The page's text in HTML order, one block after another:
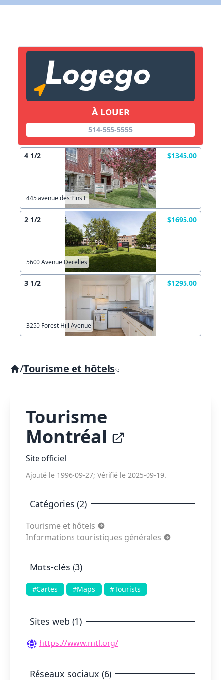
À LOUER
514-555-5555
4 1/2 $1345.00
445 avenue des Pins E
2 1/2 $1695.00
5600 Avenue Decelles
3 1/2 $1295.00
3250 Forest Hill Avenue
/Tourisme et hôtels
Tourisme
Montréal
Site officiel
Ajouté le 1996-09-27; Vérifié le 2025-09-19.
Catégories (2)
Tourisme et hôtels
Informations touristiques générales
Mots-clés (3)
#Cartes #Maps #Tourists
Sites web (1)
https://www.mtl.org/
Réseaux sociaux (6)
Lien vers inscription (sera inclus dans courriel)
Copier lien
X Fermer